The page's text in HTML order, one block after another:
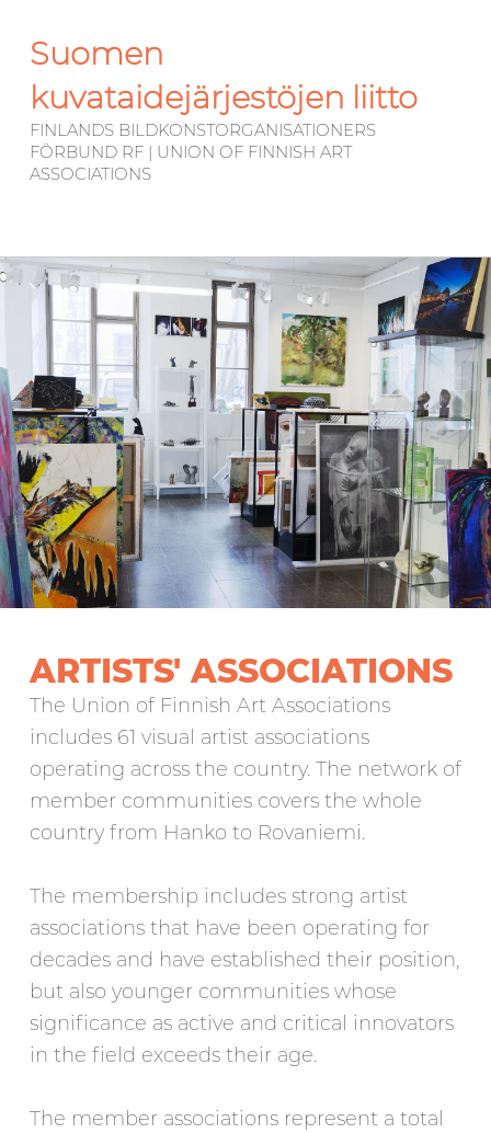
Suomen
kuvataidejärjestöjen liitto
FINLANDS BILDKONSTORGANISATIONERS
FÖRBUND RF | UNION OF FINNISH ART
ASSOCIATIONS
ARTISTS' ASSOCIATIONS
The Union of Finnish Art Associations
includes 61 visual artist associations
operating across the country. The network of
member communities covers the whole
country from Hanko to Rovaniemi.
The membership includes strong artist
associations that have been operating for
decades and have established their position,
but also younger communities whose
significance as active and critical innovators
in the field exceeds their age.
The member associations represent a total